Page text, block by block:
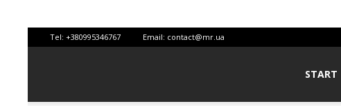
Tel: +380995346767 Email: contact@mr.ua
START